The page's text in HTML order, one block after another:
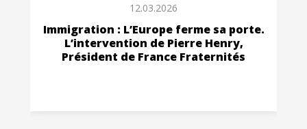
12.03.2026
Immigration : L’Europe ferme sa porte.
L’intervention de Pierre Henry,
Président de France Fraternités